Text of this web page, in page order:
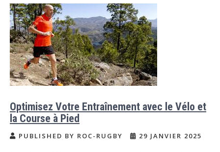
Optimisez Votre Entraînement avec le Vélo et
la Course à Pied
PUBLISHED BY ROC-RUGBY 29 JANVIER 2025